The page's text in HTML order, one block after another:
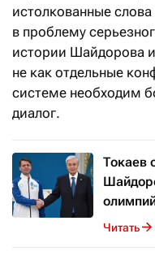
истолкованные
в проблему
истории Шайдорова
не как отдельные
системе необходим
диалог.
Токаев
Читать